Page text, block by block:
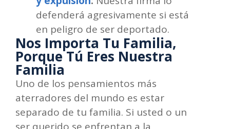
defenderá agresivamente si está
en peligro de ser deportado.
Nos Importa Tu Familia,
Porque Tú Eres Nuestra
Familia
Uno de los pensamientos más
aterradores del mundo es estar
separado de tu familia. Si usted o un